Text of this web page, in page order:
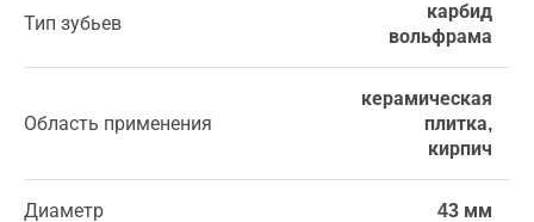
Тип зубьев
карбид
вольфрама
Область применения
керамическая
плитка,
кирпич
Диаметр 43 мм